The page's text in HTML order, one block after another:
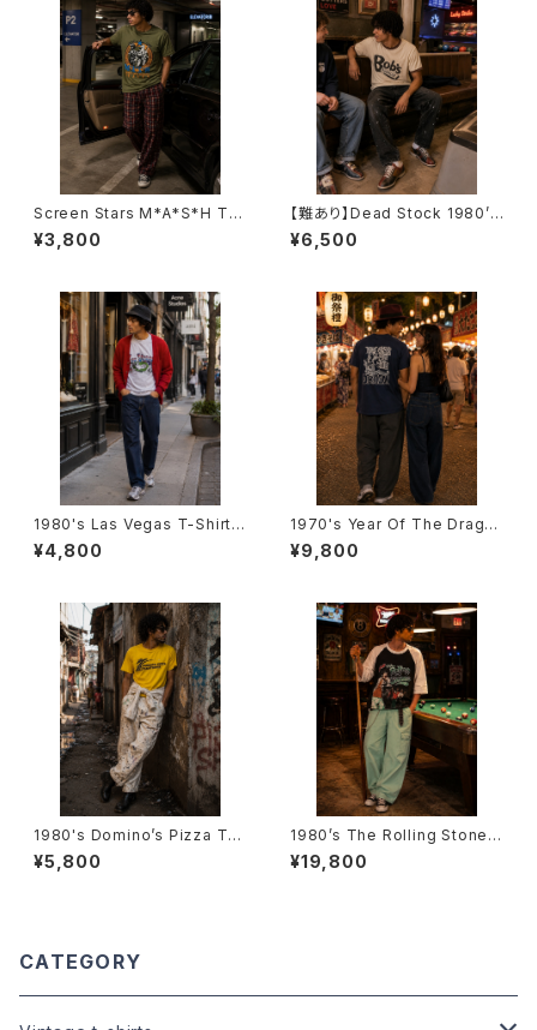
Screen Stars M*A*S*H T-S
hirts -スクリーン・スターズ マッ
シュTシャツ-
¥3,800
【難あり】Dead Stock 1980’s
Ringer T-Shirts -デッドストッ
ク 1980年代 リンガーTシャツ-
¥6,500
1980's Las Vegas T-Shirts
-1980年代 ラスベガスTシャ
ツ-
¥4,800
1970's Year Of The Drago
n T-Shirts -1970年代 辰年T
シャツ-
¥9,800
1980's Domino’s Pizza T-S
hirts -1980年代 ドミノ・ピザT
シャツ-
¥5,800
1980’s The Rolling Stones
tour T-Shirts -1981年〜198
2年 ザ・ローリング・ストーンズ
¥19,800
CATEGORY